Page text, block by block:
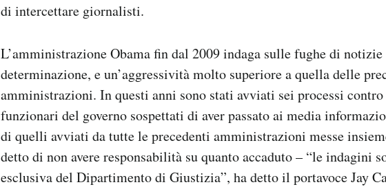
di intercettare giornalisti.
L’amministrazione Obama fin dal 2009 indaga sulle fughe di
determinazione, e un’aggressività molto superiore a quella delle
amministrazioni. In questi anni sono stati avviati sei processi
funzionari del governo sospettati di aver passato ai media
di quelli avviati da tutte le precedenti amministrazioni messe
detto di non avere responsabilità su quanto accaduto – “le indagini
esclusiva del Dipartimento di Giustizia”, ha detto il portavoce Jay